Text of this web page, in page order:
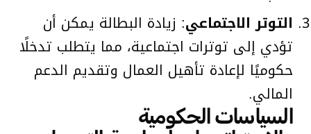
التوتر الاجتماعي: زيادة البطالة يمكن أن
تؤدي إلى توترات اجتماعية، مما يتطلب تدخلًا
حكوميًا لإعادة تأهيل العمال وتقديم الدعم
المالي.
السياسات الحكومية